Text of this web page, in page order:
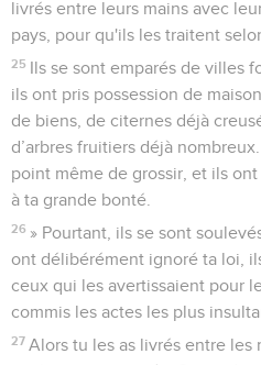
livrés entre leurs mains avec
pays, pour qu'ils les traitent
25 Ils se sont emparés de villes
ils ont pris possession de
de biens, de citernes déjà
d’arbres fruitiers déjà
point même de grossir, et ils
à ta grande bonté.
26 » Pourtant, ils se sont
ont délibérément ignoré ta loi,
ceux qui les avertissaient pour
commis les actes les plus
27 Alors tu les as livrés entre les